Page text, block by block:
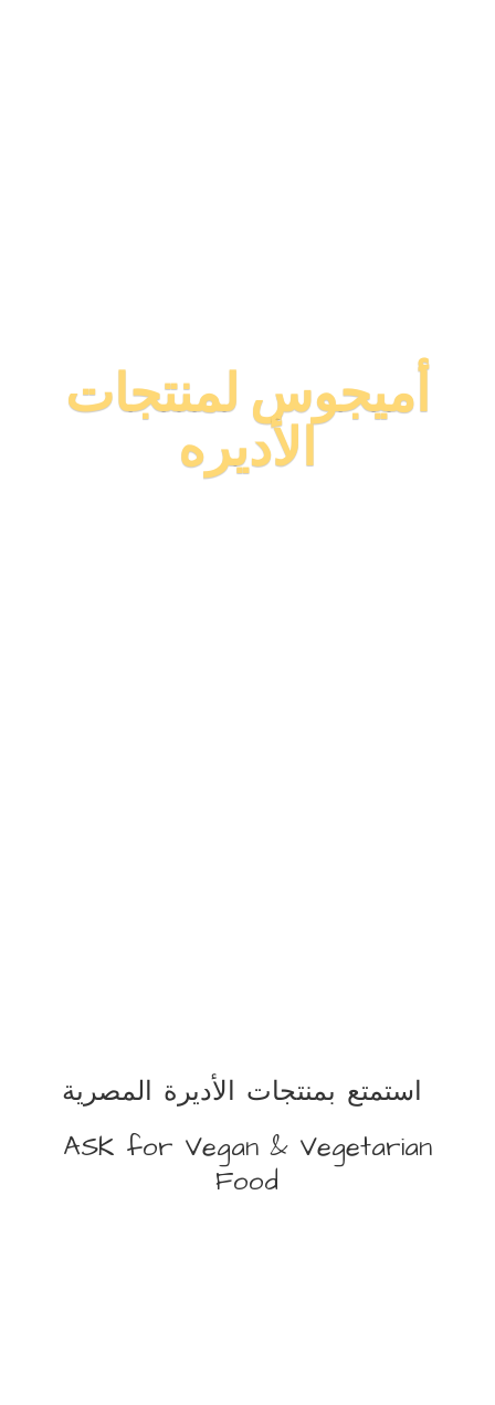
أميجوس لمنتجات
الأديره
ASK for Vegan & Vegetarian
Food